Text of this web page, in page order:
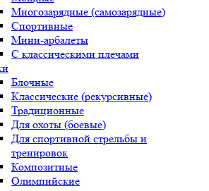
Многозарядные (самозарядные)
Спортивные
Мини-арбалеты
С классическими плечами
Блочные
Классические (рекурсивные)
Традиционные
Для охоты (боевые)
Для спортивной стрельбы и
тренировок
Композитные
Олимпийские